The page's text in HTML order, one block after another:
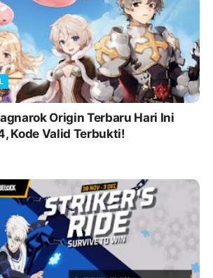
Origin Terbaru Hari Ini
Kode Valid Terbukti!